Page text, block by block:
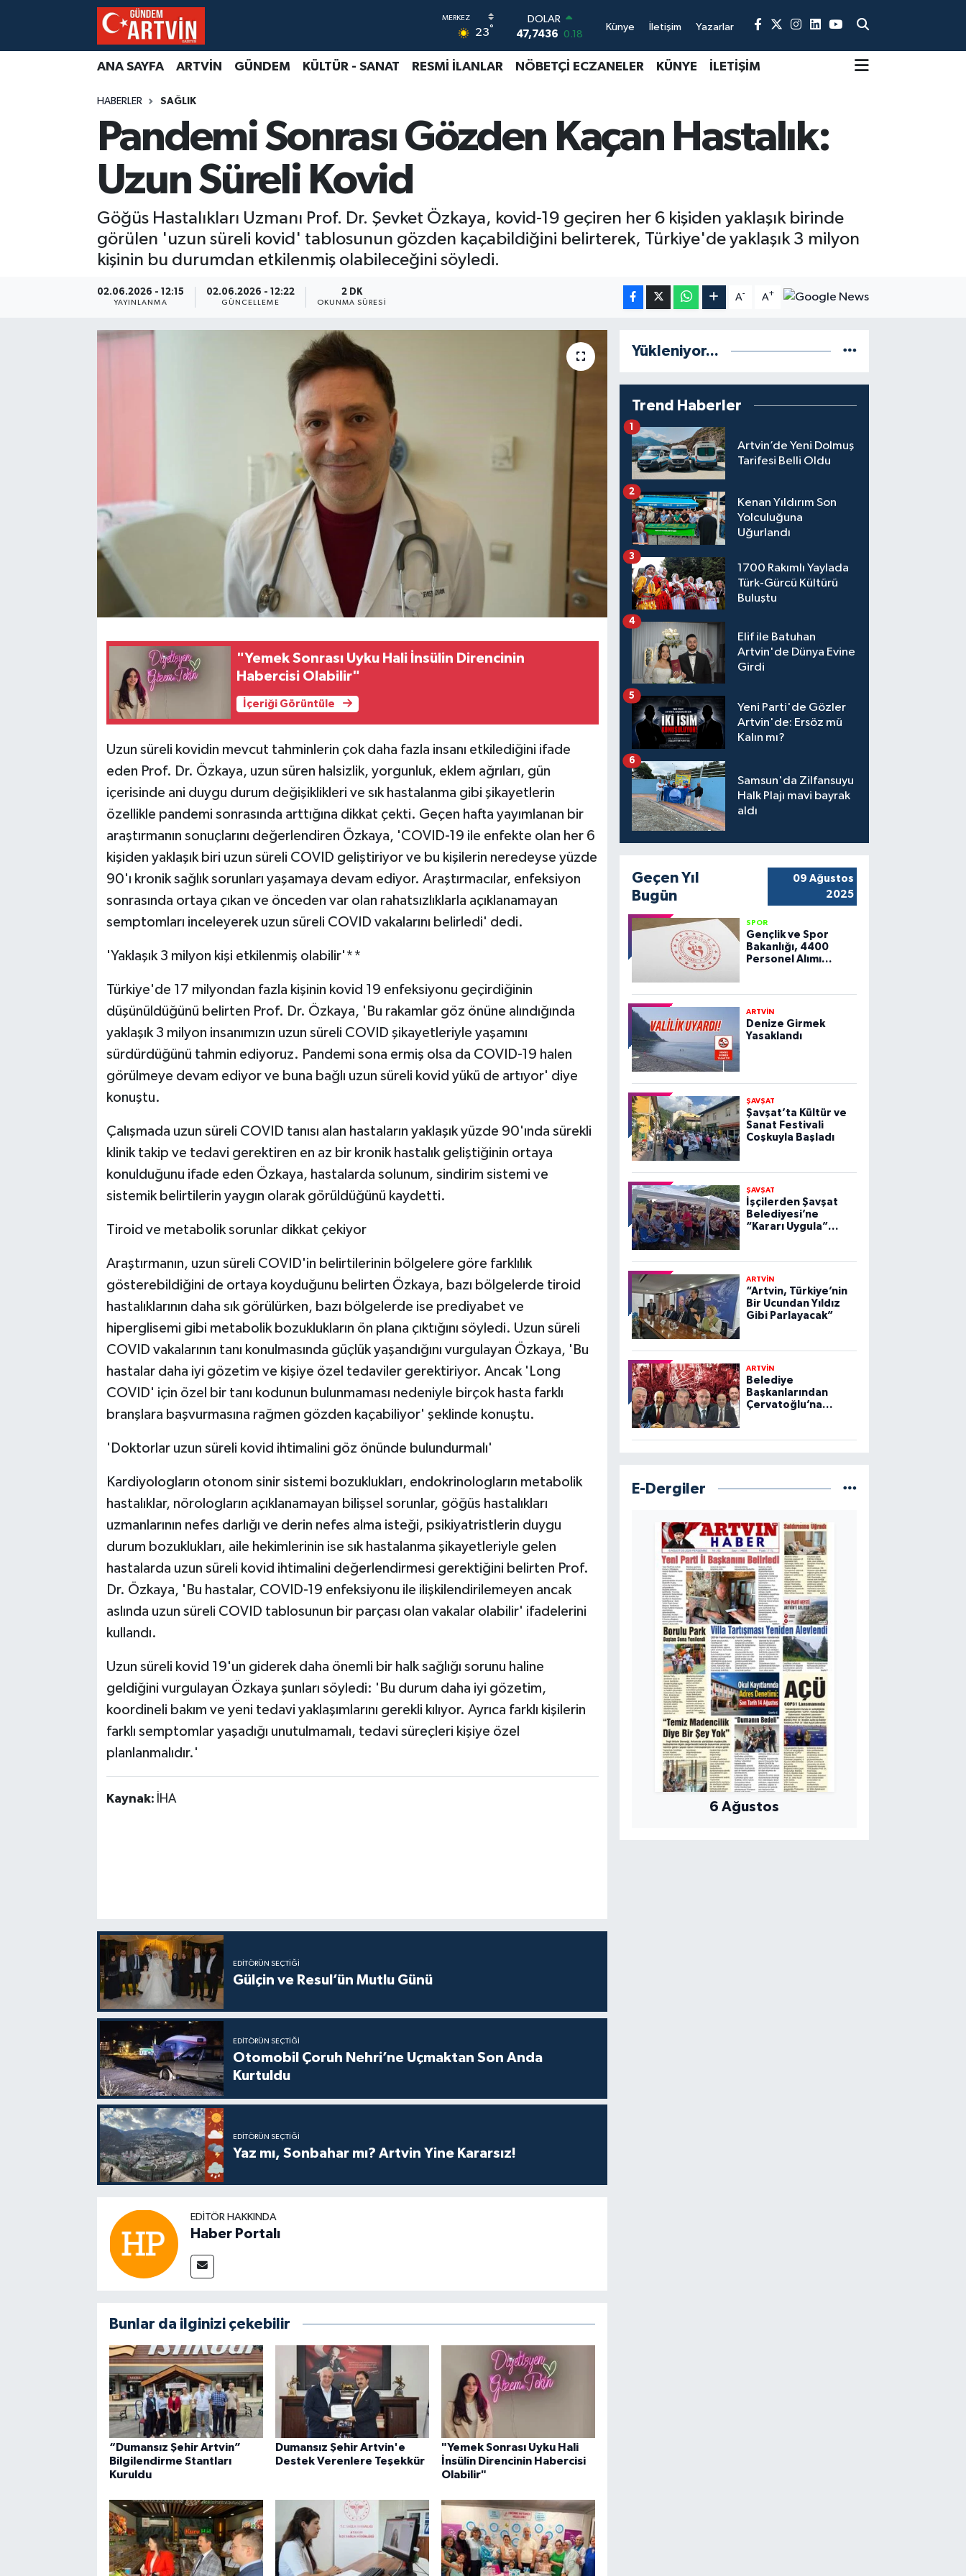
23°
DOLAR
47,7436 0.18
EURO
55,2510 0.32
6660.55
0
BİST100
Künye İletişim Yazarlar
ANA SAYFA ARTVİN GÜNDEM KÜLTÜR - SANAT RESMİ İLANLAR NÖBETÇİ ECZANELER KÜNYE İLETİŞİM
HABERLER SAĞLIK
Pandemi Sonrası Gözden Kaçan Hastalık:
Uzun Süreli Kovid
Göğüs Hastalıkları Uzmanı Prof. Dr. Şevket Özkaya, kovid-19 geçiren her 6 kişiden yaklaşık birinde
görülen 'uzun süreli kovid' tablosunun gözden kaçabildiğini belirterek, Türkiye'de yaklaşık 3 milyon
kişinin bu durumdan etkilenmiş olabileceğini söyledi.
02.06.2026 - 12:15
YAYINLANMA
02.06.2026 - 12:22
GÜNCELLEME
2 DK
OKUNMA SÜRESI
A- A+
"Yemek Sonrası Uyku Hali İnsülin Direncinin
Habercisi Olabilir"
İçeriği Görüntüle
Uzun süreli kovidin mevcut tahminlerin çok daha fazla insanı etkilediğini ifade
eden Prof. Dr. Özkaya, uzun süren halsizlik, yorgunluk, eklem ağrıları, gün
içerisinde ani duygu durum değişiklikleri ve sık hastalanma gibi şikayetlerin
özellikle pandemi sonrasında arttığına dikkat çekti. Geçen hafta yayımlanan bir
araştırmanın sonuçlarını değerlendiren Özkaya, 'COVID-19 ile enfekte olan her 6
kişiden yaklaşık biri uzun süreli COVID geliştiriyor ve bu kişilerin neredeyse yüzde
90'ı kronik sağlık sorunları yaşamaya devam ediyor. Araştırmacılar, enfeksiyon
sonrasında ortaya çıkan ve önceden var olan rahatsızlıklarla açıklanamayan
semptomları inceleyerek uzun süreli COVID vakalarını belirledi' dedi.
'Yaklaşık 3 milyon kişi etkilenmiş olabilir'**
Türkiye'de 17 milyondan fazla kişinin kovid 19 enfeksiyonu geçirdiğinin
düşünüldüğünü belirten Prof. Dr. Özkaya, 'Bu rakamlar göz önüne alındığında
yaklaşık 3 milyon insanımızın uzun süreli COVID şikayetleriyle yaşamını
sürdürdüğünü tahmin ediyoruz. Pandemi sona ermiş olsa da COVID-19 halen
görülmeye devam ediyor ve buna bağlı uzun süreli kovid yükü de artıyor' diye
konuştu.
Çalışmada uzun süreli COVID tanısı alan hastaların yaklaşık yüzde 90'ında sürekli
klinik takip ve tedavi gerektiren en az bir kronik hastalık geliştiğinin ortaya
konulduğunu ifade eden Özkaya, hastalarda solunum, sindirim sistemi ve
sistemik belirtilerin yaygın olarak görüldüğünü kaydetti.
Tiroid ve metabolik sorunlar dikkat çekiyor
Araştırmanın, uzun süreli COVID'in belirtilerinin bölgelere göre farklılık
gösterebildiğini de ortaya koyduğunu belirten Özkaya, bazı bölgelerde tiroid
hastalıklarının daha sık görülürken, bazı bölgelerde ise prediyabet ve
hiperglisemi gibi metabolik bozuklukların ön plana çıktığını söyledi. Uzun süreli
COVID vakalarının tanı konulmasında güçlük yaşandığını vurgulayan Özkaya, 'Bu
hastalar daha iyi gözetim ve kişiye özel tedaviler gerektiriyor. Ancak 'Long
COVID' için özel bir tanı kodunun bulunmaması nedeniyle birçok hasta farklı
branşlara başvurmasına rağmen gözden kaçabiliyor' şeklinde konuştu.
'Doktorlar uzun süreli kovid ihtimalini göz önünde bulundurmalı'
Kardiyologların otonom sinir sistemi bozuklukları, endokrinologların metabolik
hastalıklar, nörologların açıklanamayan bilişsel sorunlar, göğüs hastalıkları
uzmanlarının nefes darlığı ve derin nefes alma isteği, psikiyatristlerin duygu
durum bozuklukları, aile hekimlerinin ise sık hastalanma şikayetleriyle gelen
hastalarda uzun süreli kovid ihtimalini değerlendirmesi gerektiğini belirten Prof.
Dr. Özkaya, 'Bu hastalar, COVID-19 enfeksiyonu ile ilişkilendirilemeyen ancak
aslında uzun süreli COVID tablosunun bir parçası olan vakalar olabilir' ifadelerini
kullandı.
Uzun süreli kovid 19'un giderek daha önemli bir halk sağlığı sorunu haline
geldiğini vurgulayan Özkaya şunları söyledi: 'Bu durum daha iyi gözetim,
koordineli bakım ve yeni tedavi yaklaşımlarını gerekli kılıyor. Ayrıca farklı kişilerin
farklı semptomlar yaşadığı unutulmamalı, tedavi süreçleri kişiye özel
planlanmalıdır.'
Kaynak: İHA
EDITÖRÜN SEÇTIĞI
Gülçin ve Resul’ün Mutlu Günü
EDITÖRÜN SEÇTIĞI
Otomobil Çoruh Nehri’ne Uçmaktan Son Anda
Kurtuldu
EDITÖRÜN SEÇTIĞI
Yaz mı, Sonbahar mı? Artvin Yine Kararsız!
EDITÖR HAKKINDA
Haber Portalı
Bunlar da ilginizi çekebilir
“Dumansız Şehir Artvin”
Bilgilendirme Stantları
Kuruldu
Dumansız Şehir Artvin'e
Destek Verenlere Teşekkür
"Yemek Sonrası Uyku Hali
İnsülin Direncinin Habercisi
Olabilir"
Yükleniyor...
Trend Haberler
Artvin’de Yeni Dolmuş
Tarifesi Belli Oldu
1
Kenan Yıldırım Son
Yolculuğuna
Uğurlandı
2
1700 Rakımlı Yaylada
Türk-Gürcü Kültürü
Buluştu
3
Elif ile Batuhan
Artvin'de Dünya Evine
Girdi
4
Yeni Parti'de Gözler
Artvin'de: Ersöz mü
Kalın mı?
5
Samsun'da Zilfansuyu
Halk Plajı mavi bayrak
aldı
6
Geçen Yıl
Bugün
09 Ağustos
2025
SPOR
Gençlik ve Spor
Bakanlığı, 4400
Personel Alımı
ARTVİN
Denize Girmek
Yasaklandı
ŞAVŞAT
Şavşat’ta Kültür ve
Sanat Festivali
Coşkuyla Başladı
ŞAVŞAT
İşçilerden Şavşat
Belediyesi’ne
“Kararı Uygula”
ARTVİN
“Artvin, Türkiye’nin
Bir Ucundan Yıldız
Gibi Parlayacak”
ARTVİN
Belediye
Başkanlarından
Çervatoğlu’na
E-Dergiler
6 Ağustos